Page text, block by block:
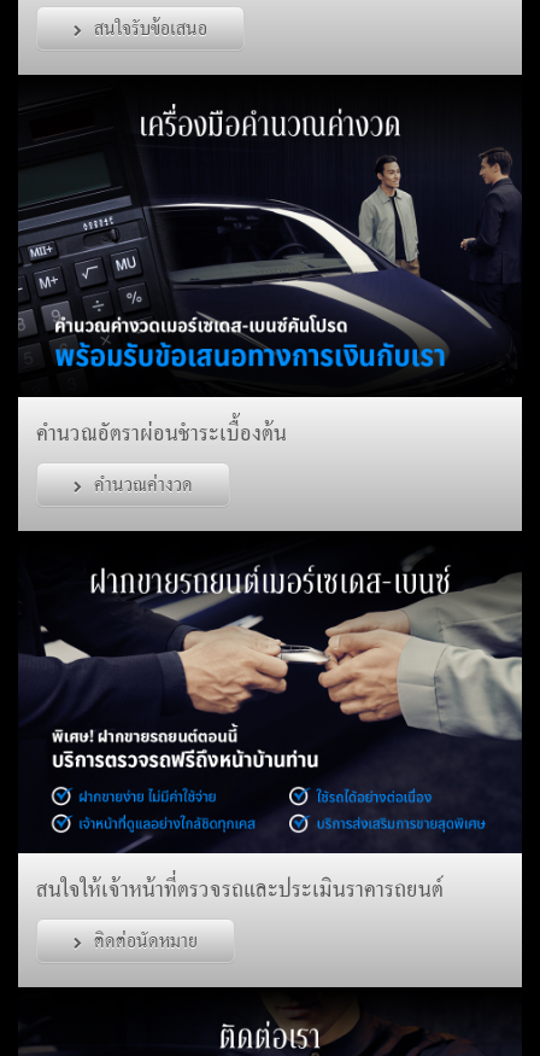
สนใจรับข้อเสนอ
คำนวณอัตราผ่อนชำระเบื้องต้น
คำนวณค่างวด
สนใจให้เจ้าหน้าที่ตรวจรถและประเมินราคารถยนต์
ติดต่อนัดหมาย